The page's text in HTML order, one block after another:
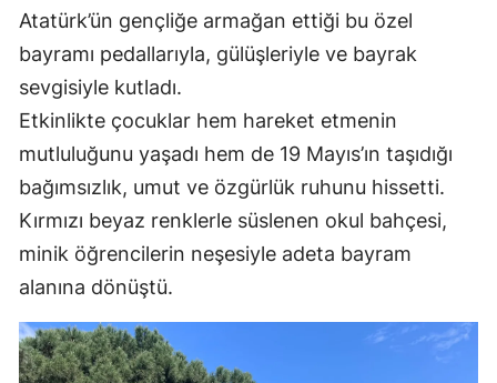
Atatürk’ün gençliğe armağan ettiği bu özel
bayramı pedallarıyla, gülüşleriyle ve bayrak
sevgisiyle kutladı.
Etkinlikte çocuklar hem hareket etmenin
mutluluğunu yaşadı hem de 19 Mayıs’ın taşıdığı
bağımsızlık, umut ve özgürlük ruhunu hissetti.
Kırmızı beyaz renklerle süslenen okul bahçesi,
minik öğrencilerin neşesiyle adeta bayram
alanına dönüştü.